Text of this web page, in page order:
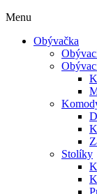
Menu
Obývačka
Stolíky